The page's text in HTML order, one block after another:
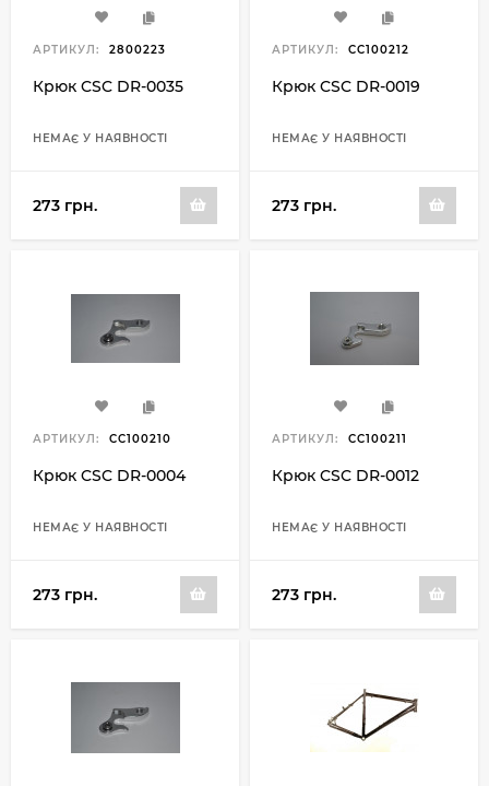
АРТИКУЛ: 2800223
Крюк CSC DR-0035
НЕМАЄ У НАЯВНОСТІ
273 грн.
АРТИКУЛ: CC100212
Крюк CSC DR-0019
НЕМАЄ У НАЯВНОСТІ
273 грн.
АРТИКУЛ: CC100210
Крюк CSC DR-0004
НЕМАЄ У НАЯВНОСТІ
273 грн.
АРТИКУЛ: CC100211
Крюк CSC DR-0012
НЕМАЄ У НАЯВНОСТІ
273 грн.